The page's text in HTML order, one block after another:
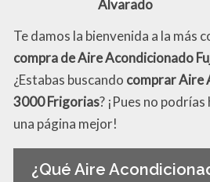
Te damos la bienvenida a la más
compra de Aire Acondicionado
¿Estabas buscando comprar Aire
3000 Frigorias? ¡Pues no
una página mejor!
¿Qué Aire